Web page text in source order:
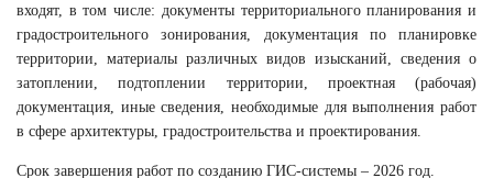
входят, в том числе: документы территориального планирования и
градостроительного зонирования, документация по планировке
территории, материалы различных видов изысканий, сведения о
затоплении, подтоплении территории, проектная (рабочая)
документация, иные сведения, необходимые для выполнения работ
в сфере архитектуры, градостроительства и проектирования.
Срок завершения работ по созданию ГИС-системы – 2026 год.